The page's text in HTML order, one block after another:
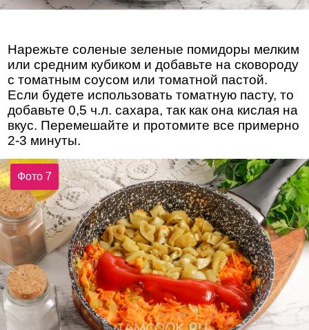
Нарежьте соленые зеленые помидоры мелким
или средним кубиком и добавьте на сковороду
с томатным соусом или томатной пастой.
Если будете использовать томатную пасту, то
добавьте 0,5 ч.л. сахара, так как она кислая на
вкус. Перемешайте и протомите все примерно
2-3 минуты.
Фото 7